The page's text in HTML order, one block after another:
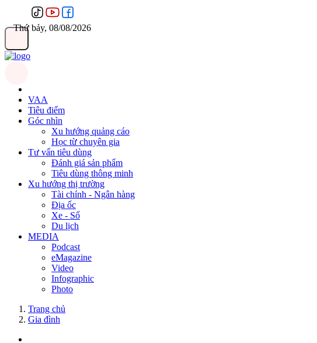
Thứ bảy, 08/08/2026
VAA
Tiêu điểm
Góc nhìn
Xu hướng quảng cáo
Học từ chuyên gia
Tư vấn tiêu dùng
Đánh giá sản phẩm
Tiêu dùng thông minh
Xu hướng thị trường
Tài chính - Ngân hàng
Địa ốc
Xe - Số
Du lịch
MEDIA
Podcast
eMagazine
Video
Infographic
Photo
Trang chủ
Gia đình